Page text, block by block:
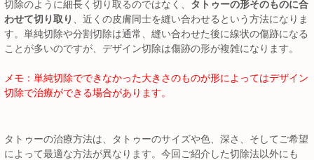
切除のように細長く切り取るのではなく、 タトゥーの形そのものに合
わせて切り取り
、近くの皮膚同士を縫い合わせるという方法になりま
す。単純切除や分割切除は通常、縫い合わせた後に線状の傷跡になる
ことが多いのですが、デザイン切除は傷跡の形が複雑になります。
メモ：単純切除でできなかった大きさのものが形によってはデザイン
切除で治療ができる場合があります。
タトゥーの治療方法は、タトゥーのサイズや色、深さ、そしてご希望
によって最適な方法が異なります。今回ご紹介した切除法以外にも